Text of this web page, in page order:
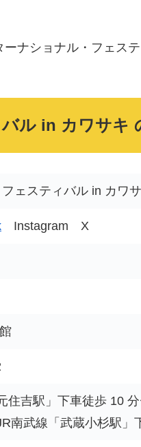
ーナショナル・フェス
ル in カワサキ
ェスティバル in カワ
Instagram X
住吉駅」下車徒歩 10
南武線「武蔵小杉駅」